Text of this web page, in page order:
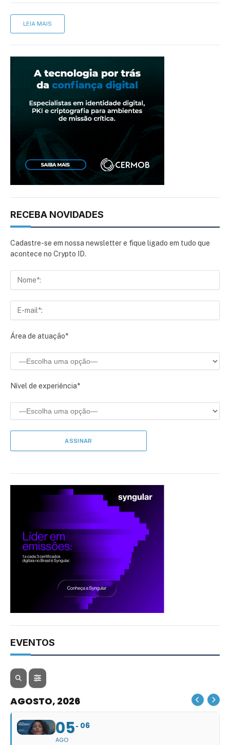
LEIA MAIS
RECEBA NOVIDADES
Cadastre-se em nossa newsletter e fique ligado em tudo que
acontece no Crypto ID.
Área de atuação*
Nível de experiência*
EVENTOS
AGOSTO, 2026
05
AGO
06